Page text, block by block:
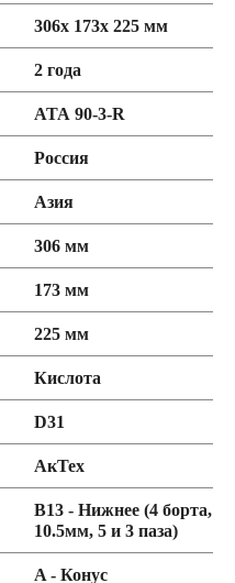
306x 173x 225 мм
2 года
АТА 90-3-R
Россия
Азия
306 мм
173 мм
225 мм
Кислота
D31
АкТех
B13 - Нижнее (4 борта,
10.5мм, 5 и 3 паза)
A - Конус